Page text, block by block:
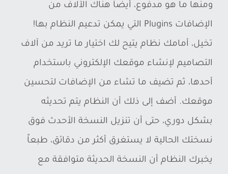
ومنها ما هو مدفوع، أيضاً هناك الآلاف من
الإضافات Plugins التي يمكن تدعيم النظام بها!
تخيل، أمامك نظام يتيح لك اختيار ما تريد من آلاف
التصاميم لإنشاء موقعك الإلكتروني باستخدام
أحدها، ثم تضيف ما تشاء من الإضافات لتحسين
موقعك. أضف إلى ذلك أن النظام يتم تحديثه
بشكل دوري، حتى أن تنزيل النسخة الأحدث فوق
نسختك الحالية لا يستغرق أكثر من دقائق، طبعاً
يخبرك النظام أن النسخة الحديثة متوافقة مع